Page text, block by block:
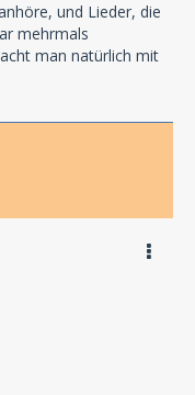
und Lieder, die
mehrmals
man natürlich mit